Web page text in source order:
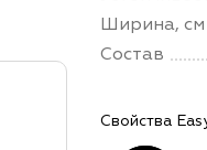
Ширина, см
Состав
Свойства